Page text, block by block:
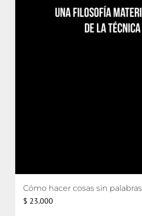
Cómo hacer cosas sin palabras
$ 23.000